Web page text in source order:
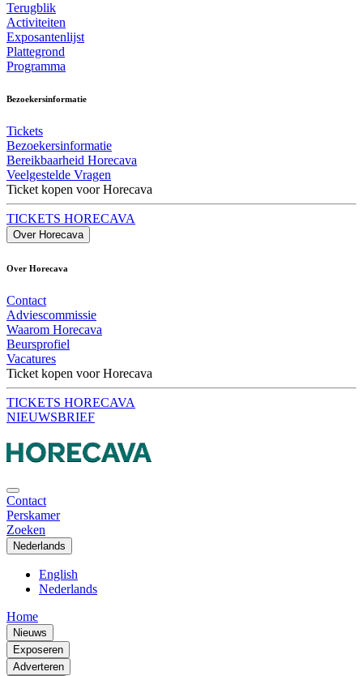
Terugblik
Activiteiten
Exposantenlijst
Plattegrond
Programma
Bezoekersinformatie
Tickets
Bezoekersinformatie
Bereikbaarheid Horecava
Veelgestelde Vragen
Ticket kopen voor Horecava
TICKETS HORECAVA
Over Horecava
Over Horecava
Contact
Adviescommissie
Waarom Horecava
Beursprofiel
Vacatures
Ticket kopen voor Horecava
TICKETS HORECAVA
NIEUWSBRIEF
Contact
Perskamer
Zoeken
Nederlands
English
Nederlands
Home
Nieuws
Exposeren
Adverteren